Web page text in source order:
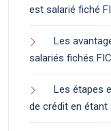
est salarié fiché
Les
salariés fichés
Les étapes
de crédit en étant